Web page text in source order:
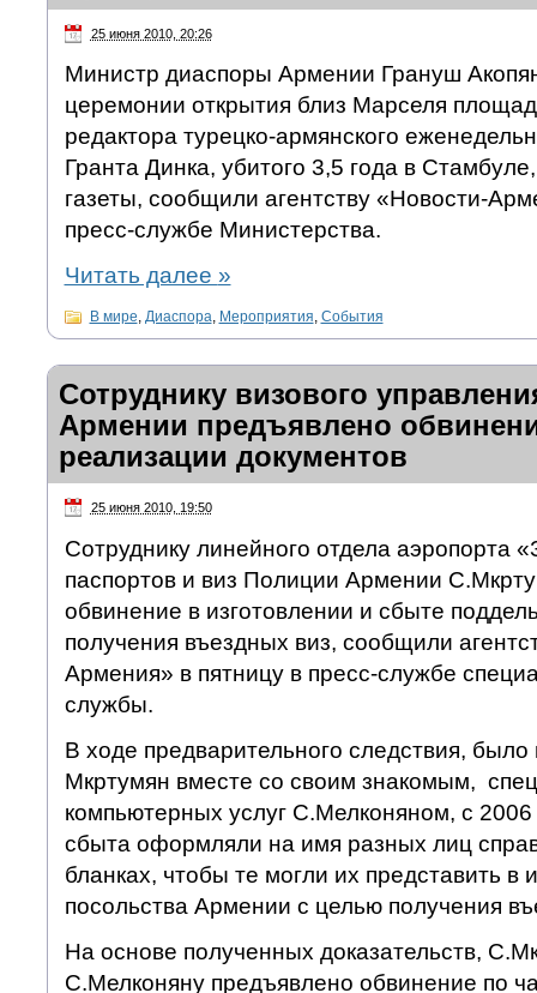
25 июня 2010, 20:26
Министр диаспоры Армении Грануш
церемонии открытия близ Марселя
редактора турецко-армянского
Гранта Динка, убитого 3,5 года в
газеты, сообщили агентству «Новости-
пресс-службе Министерства.
Читать далее »
В мире, Диаспора, Мероприятия, События
Сотруднику визового
Армении предъявлено
реализации документов
25 июня 2010, 19:50
Сотруднику линейного отдела аэропорта
паспортов и виз Полиции Армении
обвинение в изготовлении и сбыте
получения въездных виз, сообщили
Армения» в пятницу в пресс-службе
службы.
В ходе предварительного следствия, было
Мкртумян вместе со своим знакомым,
компьютерных услуг С.Мелконяном, с
сбыта оформляли на имя разных лиц
бланках, чтобы те могли их представить в
посольства Армении с целью получения
На основе полученных доказательств,
С.Мелконяну предъявлено обвинение по